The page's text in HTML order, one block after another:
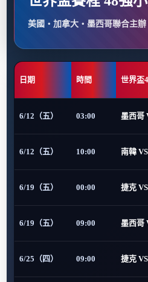
美國・加拿大・墨西哥聯合主
日期 時間 世界盃
6/12（五） 03:00 墨西哥
6/12（五） 10:00 南韓
6/19（五） 00:00 捷克
6/19（五） 09:00 墨西哥
6/25（四） 09:00 捷克